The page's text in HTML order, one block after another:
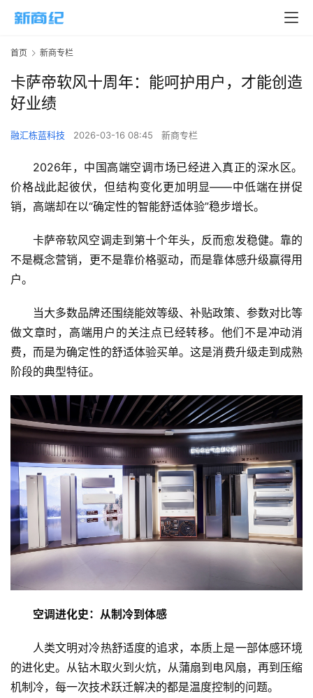
首页 新商专栏
卡萨帝软风十周年：能呵护用户，才能创造
好业绩
融汇栋蓝科技 2026-03-16 08:45 新商专栏
2026年，中国高端空调市场已经进入真正的深水区。
价格战此起彼伏，但结构变化更加明显——中低端在拼促
销，高端却在以“确定性的智能舒适体验”稳步增长。
卡萨帝软风空调走到第十个年头，反而愈发稳健。靠的
不是概念营销，更不是靠价格驱动，而是靠体感升级赢得用
户。
当大多数品牌还围绕能效等级、补贴政策、参数对比等
做文章时，高端用户的关注点已经转移。他们不是冲动消
费，而是为确定性的舒适体验买单。这是消费升级走到成熟
阶段的典型特征。
空调进化史：从制冷到体感
人类文明对冷热舒适度的追求，本质上是一部体感环境
的进化史。从钻木取火到火炕，从蒲扇到电风扇，再到压缩
机制冷，每一次技术跃迁解决的都是温度控制的问题。